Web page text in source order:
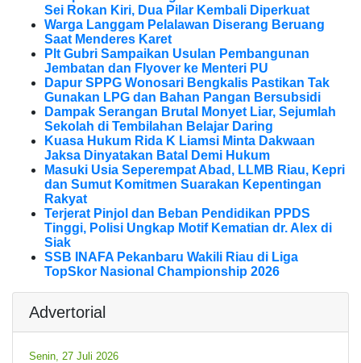
Sei Rokan Kiri, Dua Pilar Kembali Diperkuat
Warga Langgam Pelalawan Diserang Beruang
Saat Menderes Karet
Plt Gubri Sampaikan Usulan Pembangunan
Jembatan dan Flyover ke Menteri PU
Dapur SPPG Wonosari Bengkalis Pastikan Tak
Gunakan LPG dan Bahan Pangan Bersubsidi
Dampak Serangan Brutal Monyet Liar, Sejumlah
Sekolah di Tembilahan Belajar Daring
Kuasa Hukum Rida K Liamsi Minta Dakwaan
Jaksa Dinyatakan Batal Demi Hukum
Masuki Usia Seperempat Abad, LLMB Riau, Kepri
dan Sumut Komitmen Suarakan Kepentingan
Rakyat
Terjerat Pinjol dan Beban Pendidikan PPDS
Tinggi, Polisi Ungkap Motif Kematian dr. Alex di
Siak
SSB INAFA Pekanbaru Wakili Riau di Liga
TopSkor Nasional Championship 2026
Advertorial
Senin, 27 Juli 2026